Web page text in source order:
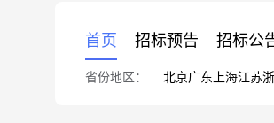
首页 招标预告 招标公
省份地区： 北京广东 上海江苏